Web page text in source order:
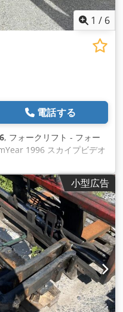
1 / 6
電話する
, フォークリフト - フォー
1996 スカイプビデオ
をお待ちしております。
きます Cedpfx Aeh Ax
/ニュルンベルク - 検査可
小型広告